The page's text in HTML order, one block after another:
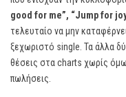
good for me”, “Jumpfor
τελευταίο να μην
ξεχωριστό single. Τα άλλα
θέσεις στα charts χωρίς
πωλήσεις.